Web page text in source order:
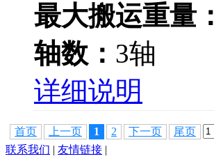
最大搬运重量：
轴数： 3轴
详细说明
首页 上一页 1 2 下一页 尾页
联系我们 | 友情链接 |